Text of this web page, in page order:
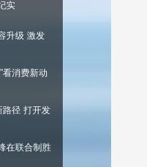
实
升级 激发
看消费新动
路径 打开发
在联合制胜